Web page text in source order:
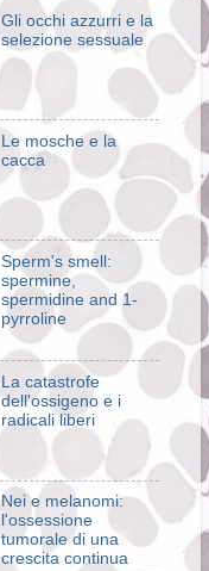
Gli occhi azzurri e la
selezione sessuale
Le mosche e la
cacca
Sperm's smell:
spermine,
spermidine and 1-
pyrroline
La catastrofe
dell'ossigeno e i
radicali liberi
Nei e melanomi:
l'ossessione
tumorale di una
crescita continua